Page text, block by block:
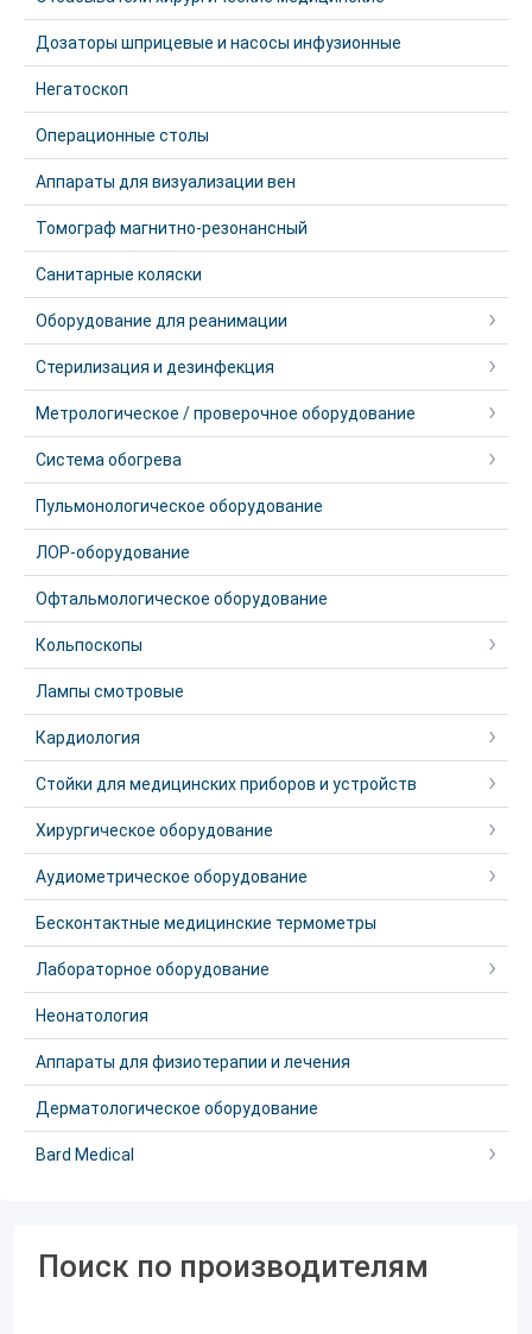
Дозаторы шприцевые и насосы инфузионные
Негатоскоп
Операционные столы
Аппараты для визуализации вен
Томограф магнитно-резонансный
Санитарные коляски
Оборудование для реанимации
Стерилизация и дезинфекция
Метрологическое / проверочное оборудование
Система обогрева
Пульмонологическое оборудование
ЛОР-оборудование
Офтальмологическое оборудование
Кольпоскопы
Лампы смотровые
Кардиология
Стойки для медицинских приборов и устройств
Хирургическое оборудование
Аудиометрическое оборудование
Бесконтактные медицинские термометры
Лабораторное оборудование
Неонатология
Аппараты для физиотерапии и лечения
Дерматологическое оборудование
Bard Medical
Поиск по производителям